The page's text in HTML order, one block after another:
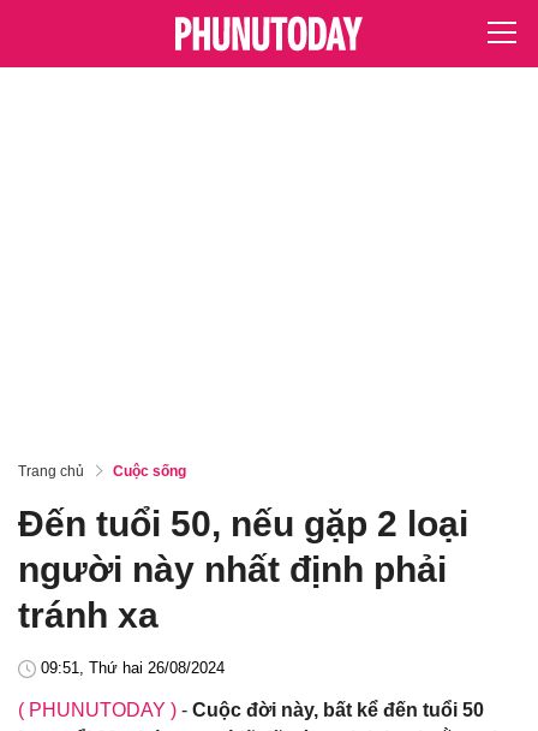
Trang chủ Cuộc sống
Đến tuổi 50, nếu gặp 2 loại
người này nhất định phải
tránh xa
09:51, Thứ hai 26/08/2024
( PHUNUTODAY ) - Cuộc đời này, bất kể đến tuổi 50